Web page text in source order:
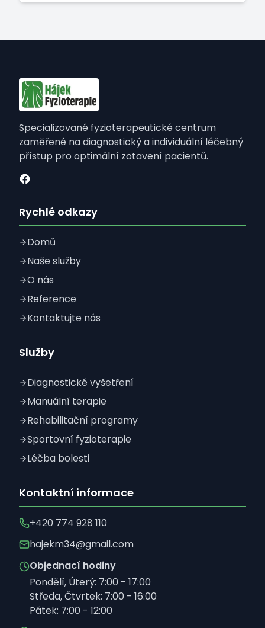
Specializované fyzioterapeutické centrum
zaměřené na diagnostický a individuální léčebný
přístup pro optimální zotavení pacientů.
Rychlé odkazy
Domů
Naše služby
O nás
Reference
Kontaktujte nás
Služby
Diagnostické vyšetření
Manuální terapie
Rehabilitační programy
Sportovní fyzioterapie
Léčba bolesti
Kontaktní informace
+420 774 928 110
hajekm34@gmail.com
Objednací hodiny
Pondělí, Úterý: 7:00 - 17:00
Středa, Čtvrtek: 7:00 - 16:00
Pátek: 7:00 - 12:00